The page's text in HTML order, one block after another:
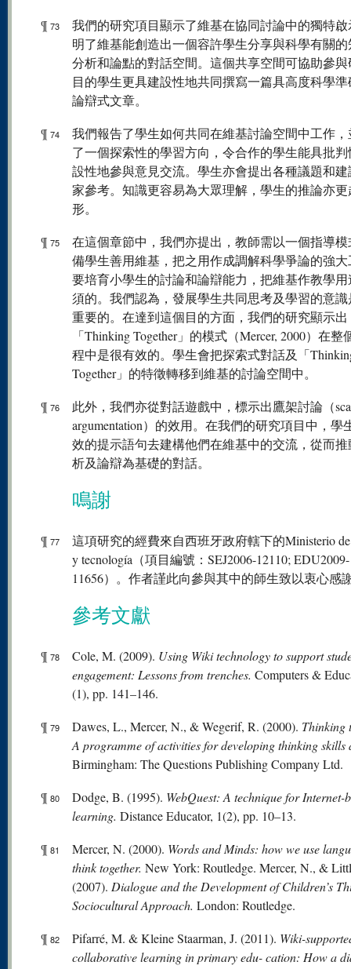
¶ 73
我們的研究項目顯示了維基在協同討論中的獨特
明了維基能創造出一個容許學生分享與科學有關
分析和論點的對話空間。這個共享空間可協助參
目的學生更具建設性地共同撰寫一篇具高度科學
論辯式文章。
¶ 74
我們報告了學生如何共同在維基討論空間中工作
了一個探索性的學習方向，令合作的學生能具批
設性地參與意見交流。學生亦會提出各種議題和
家參考。知識更容易為大眾理解，學生的推論亦更
形。
¶ 75
在這個章節中，我們亦提出，教師需以一個指導
備學生善用維基，把之用作成調解科學爭論的強
要培育小學生的討論和論辯能力，把維基作教學
須的。我們認為，發展學生共同思考及學習的意
重要的。在達到這個目的方面，我們的研究顯示出
「Thinking Together」的模式（Mercer, 2000）在整
程中是很有效的。學生會把探索式對話及「
Together」的特徵轉移到維基的討論空間中。
¶ 76
此外，我們亦從對話遊戲中，標示出鷹架討論（
argumentation）的效用。在我們的研究項目中，學
效的提示語句去建構他們在維基中的交流，從而
析及論辯為基礎的對話。
鳴謝
¶ 77
這項研究的經費來自西班牙政府轄下的Ministerio de
y tecnología（項目編號：SEJ2006-12110; EDU2009-
11656）。作者謹此向參與其中的師生致以衷心感
參考文獻
¶ 78 Cole, M. (2009). Using Wiki technology to support
engagement: Lessons from trenches. Computers &
(1), pp. 141–146.
¶ 79 Dawes, L., Mercer, N., & Wegerif, R. (2000). Thinking
A programme of activities for developing thinking skills
Birmingham: The Questions Publishing Company Ltd.
¶ 80 Dodge, B. (1995). WebQuest: A technique for Internet-
learning. Distance Educator, 1(2), pp. 10–13.
¶ 81 Mercer, N. (2000). Wordsand Minds: how we use
think together. New York: Routledge. Mercer, N., &
(2007). Dialogue and the Development of Children’s
Sociocultural Approach. London: Routledge.
¶ 82 Pifarré, M. & Kleine Staarman, J. (2011). Wiki-
collaborative learning in primary edu- cation: How a